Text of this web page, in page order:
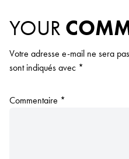
YOUR
Votre adresse e-mail ne sera
sont indiqués avec *
Commentaire *